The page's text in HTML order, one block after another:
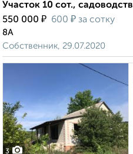
Участок 10 сот.,
550 000 ₽ 600 ₽ за сотку
8А
Собственник, 29.07.2020
3